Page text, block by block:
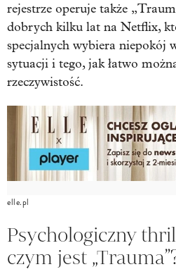
rejestrze operuje także
dobrych kilku lat na Netflix,
specjalnych wybiera niepokój
sytuacji i tego, jak łatwo
rzeczywistość.
elle.pl
Psychologiczny
czym jest